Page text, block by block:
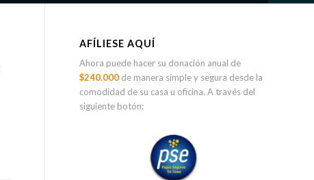
AFÍLIESE AQUÍ
Ahora puede hacer su donación anual de
$240.000 de manera simple y segura desde la
comodidad de su casa u oficina. A través del
siguiente botón: